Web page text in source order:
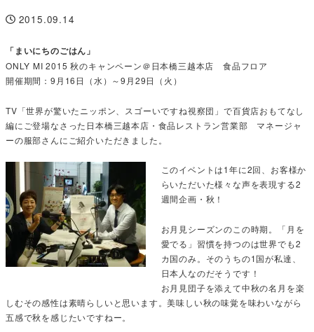
投稿日
2015.09.14
「まいにちのごはん」
ONLY MI 2015 秋のキャンペーン＠日本橋三越本店 食品フロア
開催期間：9月16日（水）～9月29日（火）
TV「世界が驚いたニッポン、スゴーいですね視察団」で百貨店おもてなし
編にご登場なさった日本橋三越本店・食品レストラン営業部 マネージャ
ーの服部さんにご紹介いただきました。
このイベントは1年に2回、お客様か
らいただいた様々な声を表現する2
週間企画・秋！
お月見シーズンのこの時期。「月を
愛でる」習慣を持つのは世界でも2
カ国のみ。そのうちの1国が私達、
日本人なのだそうです！
お月見団子を添えて中秋の名月を楽
しむその感性は素晴らしいと思います。美味しい秋の味覚を味わいながら
五感で秋を感じたいですねー。